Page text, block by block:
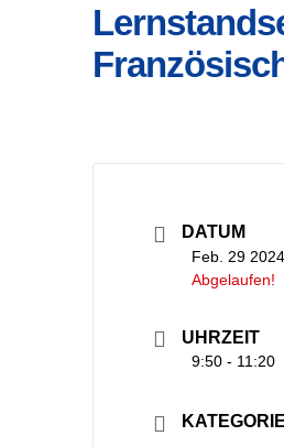
DATUM
Feb. 29 2024
Abgelaufen!
UHRZEIT
9:50 - 11:20
KATEGORIE